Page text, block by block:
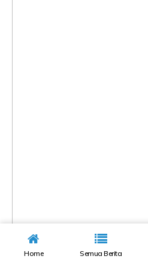
Home Semua Berita